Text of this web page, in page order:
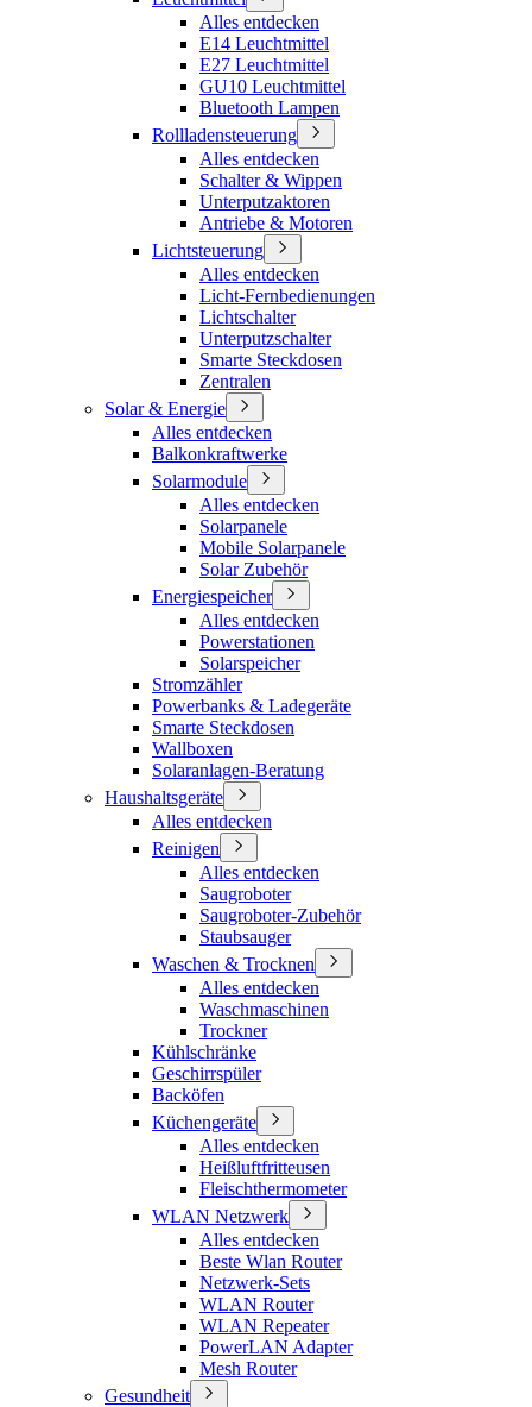
Alles entdecken
E14 Leuchtmittel
E27 Leuchtmittel
GU10 Leuchtmittel
Bluetooth Lampen
Rollladensteuerung
Alles entdecken
Schalter & Wippen
Unterputzaktoren
Antriebe & Motoren
Lichtsteuerung
Alles entdecken
Licht-Fernbedienungen
Lichtschalter
Unterputzschalter
Smarte Steckdosen
Zentralen
Solar & Energie
Alles entdecken
Balkonkraftwerke
Solarmodule
Alles entdecken
Solarpanele
Mobile Solarpanele
Solar Zubehör
Energiespeicher
Alles entdecken
Powerstationen
Solarspeicher
Stromzähler
Powerbanks & Ladegeräte
Smarte Steckdosen
Wallboxen
Solaranlagen-Beratung
Haushaltsgeräte
Alles entdecken
Reinigen
Alles entdecken
Saugroboter
Saugroboter-Zubehör
Staubsauger
Waschen & Trocknen
Alles entdecken
Waschmaschinen
Trockner
Kühlschränke
Geschirrspüler
Backöfen
Küchengeräte
Alles entdecken
Heißluftfritteusen
Fleischthermometer
WLAN Netzwerk
Alles entdecken
Beste Wlan Router
Netzwerk-Sets
WLAN Router
WLAN Repeater
PowerLAN Adapter
Mesh Router
Gesundheit